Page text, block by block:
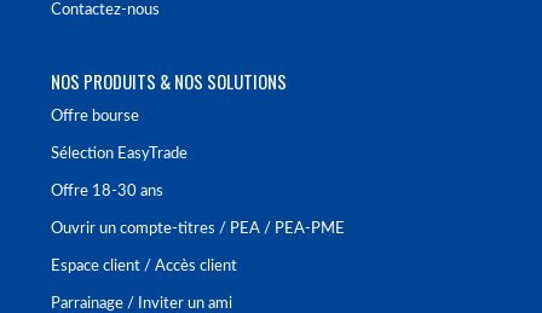
Contactez-nous
NOS PRODUITS & NOS SOLUTIONS
Offre bourse
Sélection EasyTrade
Offre 18-30 ans
Ouvrir un compte-titres / PEA / PEA-PME
Espace client / Accès client
Parrainage / Inviter un ami